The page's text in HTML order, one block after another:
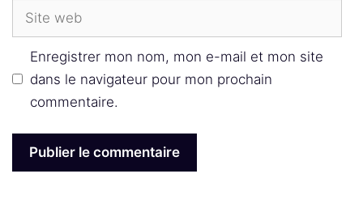
Site
Enregistrer mon nom, mon e-mail et mon site
dans le navigateur pour mon prochain
commentaire.